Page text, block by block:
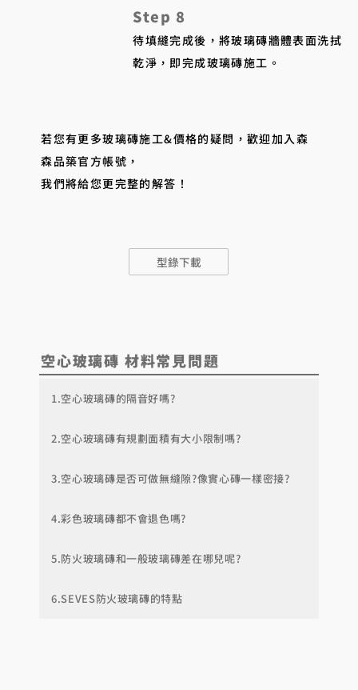
Step 8
待填縫完成後，將玻璃磚牆體表面洗拭
乾淨，即完成玻璃磚施工。
若您有更多玻璃磚施工&價格的疑問，歡迎加入森
森品築官方帳號，
我們將給您更完整的解答！
型錄下載
空心玻璃磚 材料常見問題
1.空心玻璃磚的隔音好嗎?
2.空心玻璃磚有規劃面積有大小限制嗎?
3.空心玻璃磚是否可做無縫隙?像實心磚一樣密接?
4.彩色玻璃磚都不會退色嗎?
5.防火玻璃磚和一般玻璃磚差在哪兒呢?
6.SEVES防火玻璃磚的特點